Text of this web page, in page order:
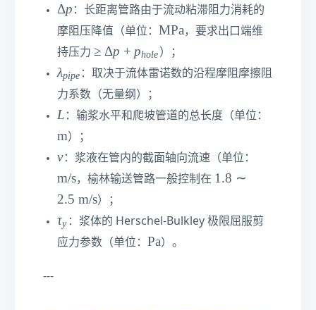
\
D
el
ta
p
Δp ：长距离管路由于流动粘滞阻力消耗的
摩阻压降值（单位： \t
e
xt
{
P
MPa，要求出口端维
持压力 ≥
\
D
el
ta
p
_
{
h
o
le
≥ Δp + phole ）；
\l
a
m
b
d
a
{
pi
p
e
}
λpipe ：取决于流体雷诺数的沿程摩阻摩擦阻
力系数（无量纲）；
L
L ：输浆水平和爬坡管道的总长度（单位：
m）；
v
v：浆液在管内的截面轴向流速（单位：
m
m/s，榆林输送管路一般控制在 1.
m
1.8 ∼
2.5 m/s）；
τ
_
y
τy ：浆体的 Herschel-Bulkley 极限屈服剪
应力参数（单位： \t
Pa）。
---